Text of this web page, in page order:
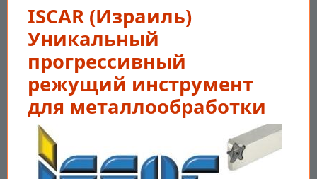
ISCAR (Израиль)
Уникальный
прогрессивный
режущий инструмент
для металлообработки